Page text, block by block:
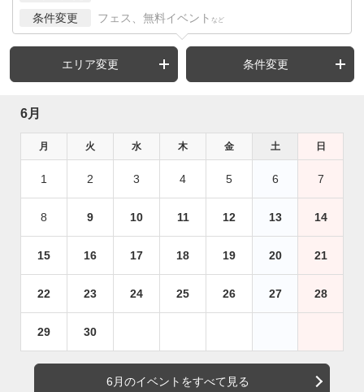
条件変更 フェス、無料イベント など
エリア変更 条件変更
6月
月 火 水 木 金 土 日
1 2 3 4 5 6 7
8 9 10 11 12 13 14
15 16 17 18 19 20 21
22 23 24 25 26 27 28
29 30
6月のイベントをすべて見る